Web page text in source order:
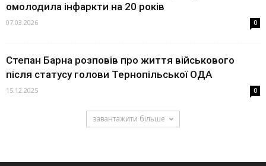
омолодила інфаркти на 20 років
07.03.2026 0
Степан Барна розповів про життя військового
після статусу голови Тернопільської ОДА
15.12.2025 0
завантажити більше